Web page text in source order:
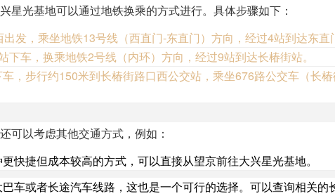
星光基地可以通过地铁换乘的方式进行。具体步骤如下：
出发，乘坐地铁13号线（西直门-东直门）方向，经过4站到达东直
下车，换乘地铁2号线（内环）方向，经过9站到达长椿街站。
车，步行约150米到长椿街路口西公交站，乘坐676路公交车（长
可以考虑其他交通方式，例如：
更快捷但成本较高的方式，可以直接从望京前往大兴星光基地。
巴车或者长途汽车线路，这也是一个可行的选择。可以查询相关的